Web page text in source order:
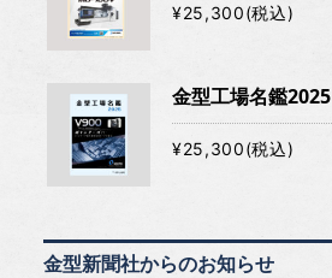
¥25,300(税込)
金型工場名鑑2025
¥25,300(税込)
金型新聞社からのお知らせ